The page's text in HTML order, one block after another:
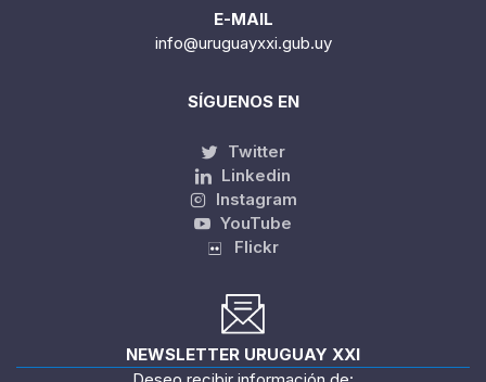
E-MAIL
info@uruguayxxi.gub.uy
SÍGUENOS EN
Twitter
Linkedin
Instagram
YouTube
Flickr
NEWSLETTER URUGUAY XXI